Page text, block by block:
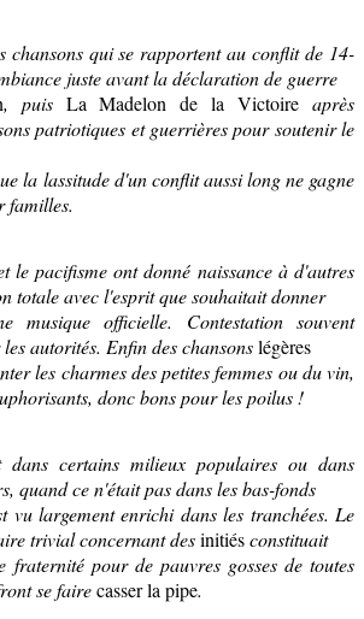
chansons qui se rapportent au conflit de 14-
juste avant la déclaration de guerre
, puis La Madelon de la Victoire après
patriotiques et guerrières pour soutenir le
la lassitude d'un conflit aussi long ne gagne
familles.
le pacifisme ont donné naissance à d'autres
totale avec l'esprit que souhaitait donner
musique officielle. Contestation souvent
autorités. Enfin des chansonslégères
les charmes des petites femmes ou du vin,
donc bons pour les poilus !
dans certains milieux populaires ou dans
quand ce n'était pas dans les bas-fonds
vu largement enrichi dans les tranchées. Le
trivial concernant desinitiésconstituait
pour de pauvres gosses de toutes
se fairecasser la pipe.